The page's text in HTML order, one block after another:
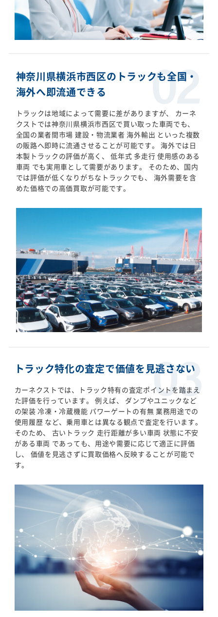
神奈川県横浜市西区のトラックも全国・
海外へ即流通できる
トラックは地域によって需要に差がありますが、 カーネ
クストでは神奈川県横浜市西区で買い取った車両でも、
全国の業者間市場 建設・物流業者 海外輸出 といった複数
の販路へ即時に流通させることが可能です。 海外では日
本製トラックの評価が高く、 低年式 多走行 使用感のある
車両 でも実用車として需要があります。 そのため、国内
では評価が低くなりがちなトラックでも、 海外需要を含
めた価格での高価買取が可能です。
トラック特化の査定で価値を見逃さない
カーネクストでは、トラック特有の査定ポイントを踏まえ
た評価を行っています。 例えば、 ダンプやユニックなど
の架装 冷凍・冷蔵機能 パワーゲートの有無 業務用途での
使用履歴 など、乗用車とは異なる観点で査定を行います。
そのため、 古いトラック 走行距離が多い車両 状態に不安
がある車両 であっても、用途や需要に応じて適正に評価
し、 価値を見逃さずに買取価格へ反映することが可能で
す。